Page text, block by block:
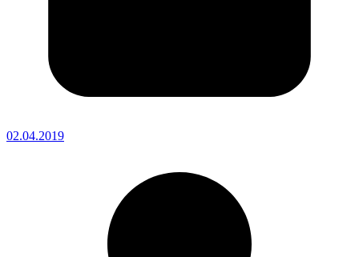
02.04.2019